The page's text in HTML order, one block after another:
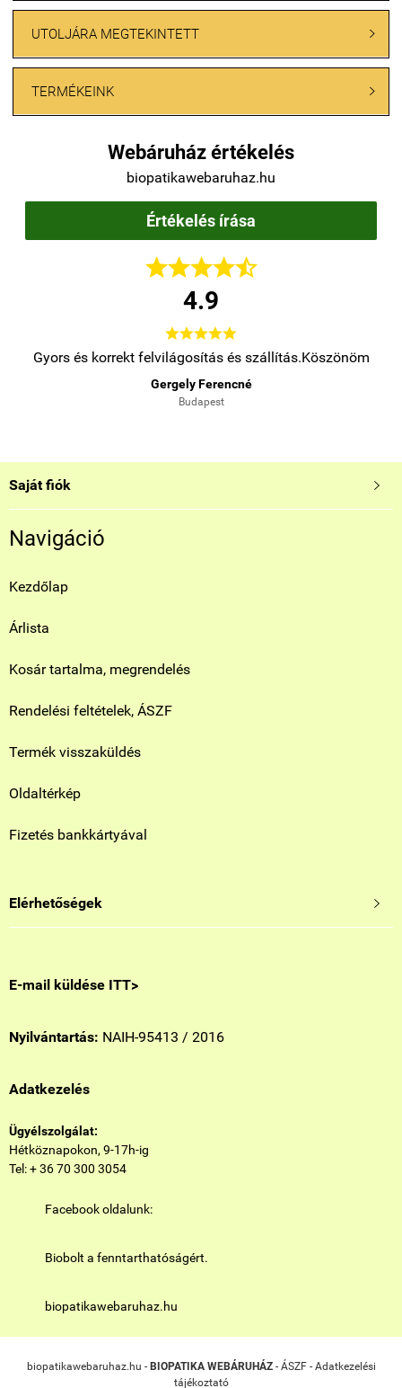
UTOLJÁRA MEGTEKINTETT 
TERMÉKEINK 
Webáruház értékelés
biopatikawebaruhaz.hu
Értékelés írása

4.9

Gyors és korrekt felvilágosítás és szállítás.Köszönöm
Gergely Ferencné
Budapest
Saját fiók 
Navigáció
Kezdőlap
Árlista
Kosár tartalma, megrendelés
Rendelési feltételek, ÁSZF
Termék visszaküldés
Oldaltérkép
Fizetés bankkártyával
Elérhetőségek 
E-mail küldése ITT>
Nyilvántartás: NAIH-95413 / 2016
Adatkezelés
Ügyélszolgálat:
Hétköznapokon, 9-17h-ig
Tel: + 36 70 300 3054
Facebook oldalunk:
Biobolt a fenntarthatóságért.
biopatikawebaruhaz.hu
biopatikawebaruhaz.hu - BIOPATIKA WEBÁRUHÁZ- ÁSZF- Adatkezelési
tájékoztató